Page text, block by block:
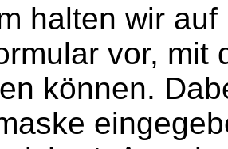
halten wir
vor, mit
können.